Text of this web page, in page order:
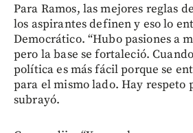
Para Ramos, las mejores reglas
los aspirantes definen y eso lo
Democrático. “Hubo pasiones a
pero la base se fortaleció.
política es más fácil porque se
para el mismo lado. Hay respeto
subrayó.